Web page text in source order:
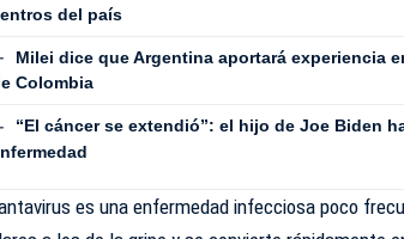
del país
Milei dice que Argentina aportará experiencia
Colombia
“El cáncer se extendió”: el hijo de Joe Biden
es una enfermedad infecciosa poco